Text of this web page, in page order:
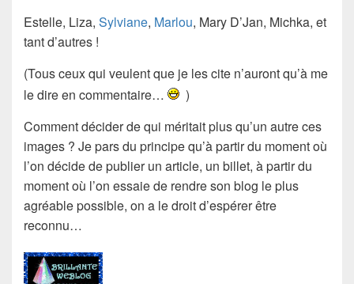
Estelle, Liza, Sylviane, Marlou, Mary D’Jan, Michka, et
tant d’autres !
(Tous ceux qui veulent que je les cite n’auront qu’à me
le dire en commentaire…
)
Comment décider de qui méritait plus qu’un autre ces
images ? Je pars du principe qu’à partir du moment où
l’on décide de publier un article, un billet, à partir du
moment où l’on essaie de rendre son blog le plus
agréable possible, on a le droit d’espérer être
reconnu…